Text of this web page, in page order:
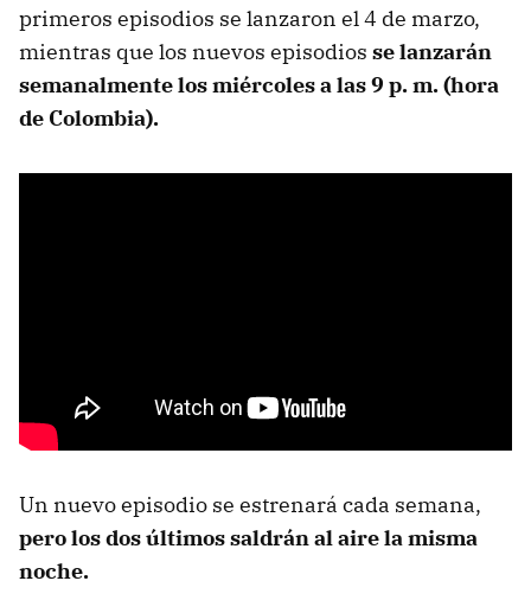
primeros episodios se lanzaron el 4 de marzo,
mientras que los nuevos episodios se lanzarán
semanalmente los miércoles a las 9 p. m. (hora
de Colombia).
Un nuevo episodio se estrenará cada semana,
pero los dos últimos saldrán al aire la misma
noche.